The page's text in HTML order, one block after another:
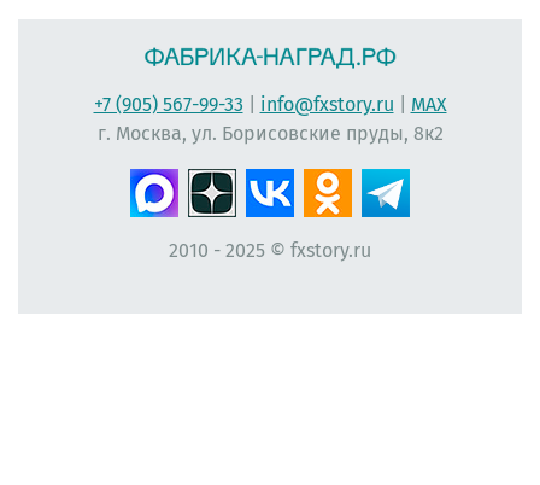
+7 (905) 567-99-33 info@fxstory.ru
MAX
г. Москва, ул. Борисовские пруды, 8к2
2010 - 2025 © fxstory.ru